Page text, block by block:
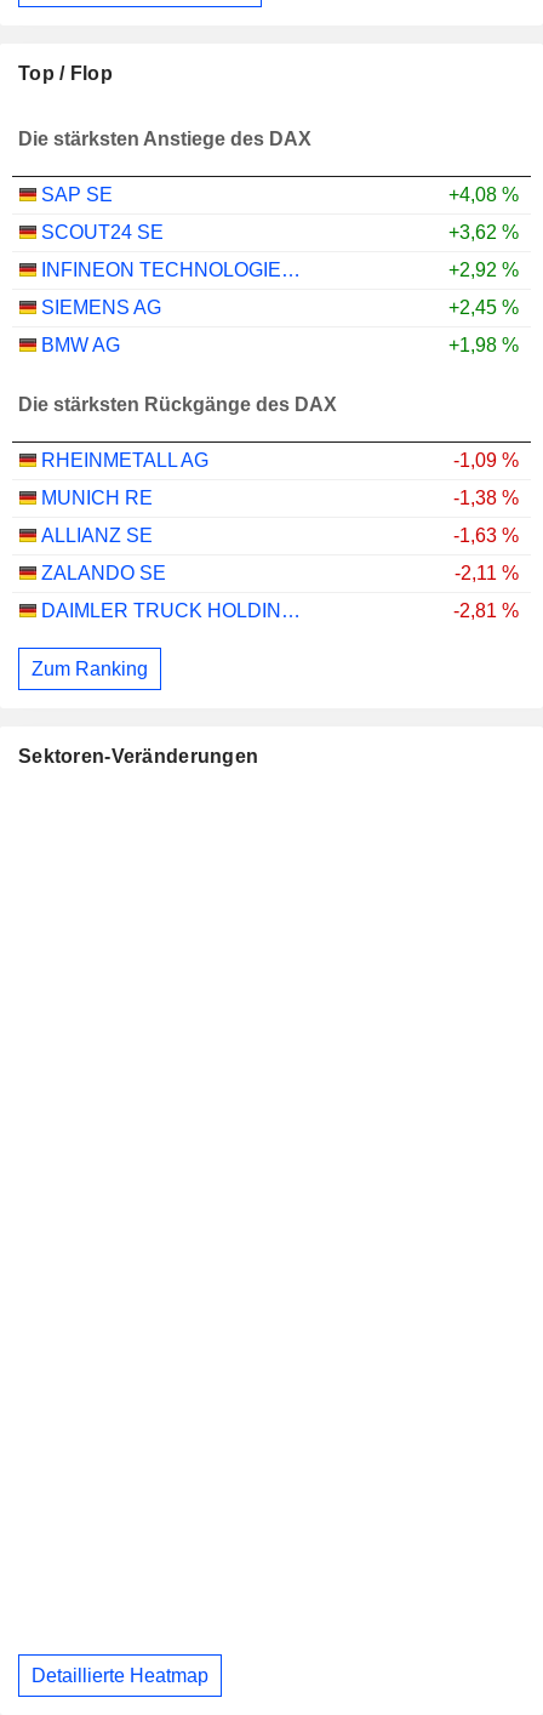
Top / Flop
Die stärksten Anstiege des DAX
SAP SE
+4,08 %
SCOUT24 SE
+3,62 %
INFINEON TECHNOLOGIES AG
+2,92 %
SIEMENS AG
+2,45 %
BMW AG
+1,98 %
Die stärksten Rückgänge des DAX
RHEINMETALL AG
-1,09 %
MUNICH RE
-1,38 %
ALLIANZ SE
-1,63 %
ZALANDO SE
-2,11 %
DAIMLER TRUCK HOLDING AG
-2,81 %
Zum Ranking
Sektoren-Veränderungen
Detaillierte Heatmap